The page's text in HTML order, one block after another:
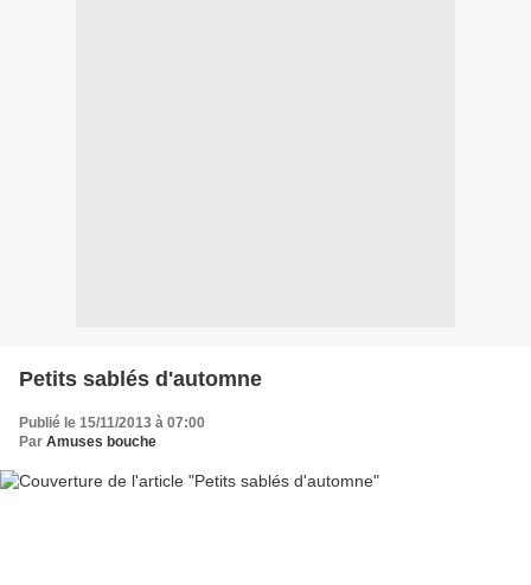
Petits sablés d'automne
Publié le 15/11/2013 à 07:00
Par Amuses bouche